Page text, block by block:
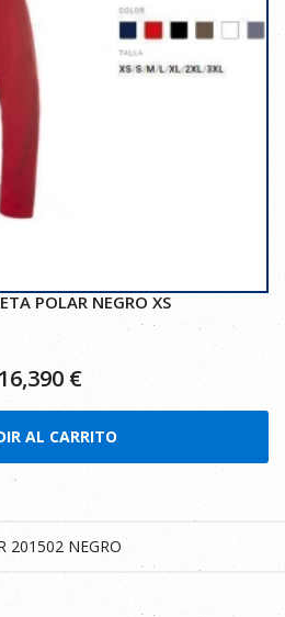
POLAR NEGRO XS
16,390 €
AL CARRITO